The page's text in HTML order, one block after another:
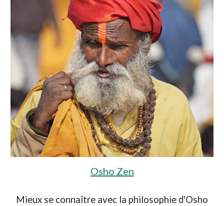
Osho Zen
Mieux se connaître avec la philosophie d'Osho